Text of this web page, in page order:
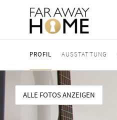
PROFIL AUSSTATTUNG
ALLE FOTOS ANZEIGEN